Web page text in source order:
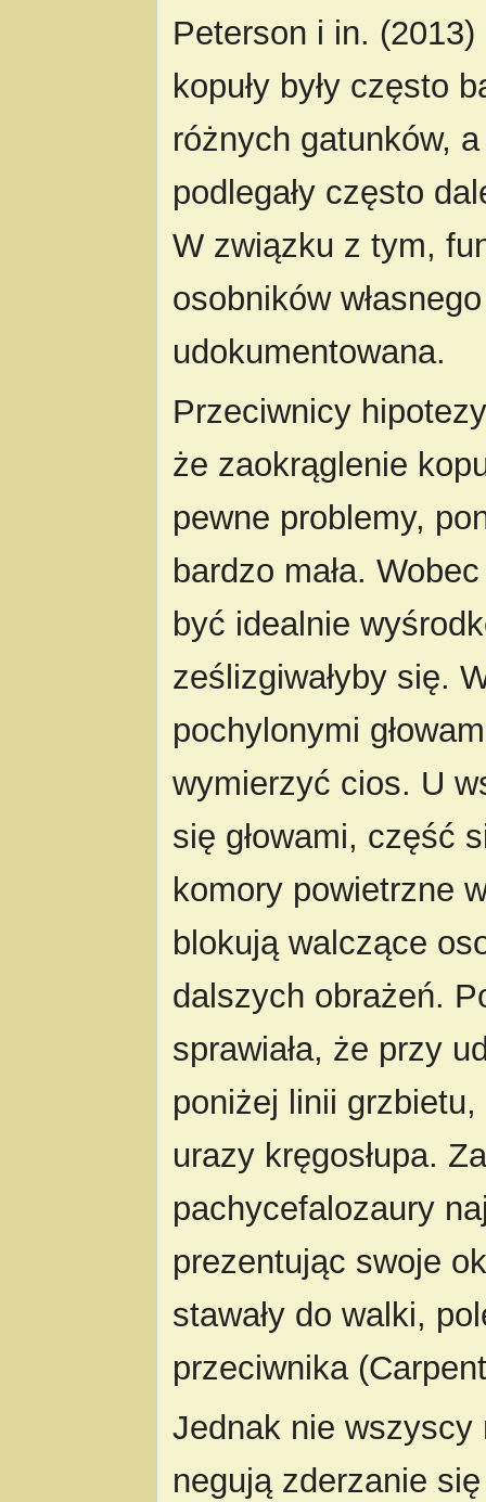
Peterson i in.
kopuły były często
różnych gatunków,
podlegały często
W związku z tym,
osobników
udokumentowana.
Przeciwnicy
że zaokrąglenie
pewne problemy,
bardzo mała.
być idealnie
ześlizgiwałyby się.
pochylonymi
wymierzyć cios. U
się głowami, część
komory powietrzne
blokują walczące
dalszych obrażeń.
sprawiała, że przy
poniżej linii
urazy kręgosłupa.
pachycefalozaury
prezentując swoje
stawały do walki,
przeciwnika
Jednak nie wszyscy
negują zderzanie się